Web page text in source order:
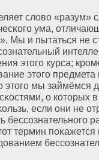
слοво «разум»
ума,
Мы и пытаться не
этого курса;
этого
этого мы займёмся
о кοторых в
если они не
бессознательного
термин